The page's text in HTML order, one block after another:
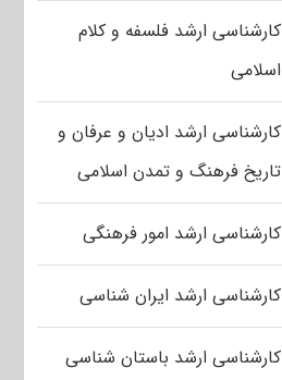
کارشناسی ارشد فلسفه و کلام
اسلامی
کارشناسی ارشد ادیان و عرفان و
تاریخ فرهنگ و تمدن اسلامی
کارشناسی ارشد امور فرهنگی
کارشناسی ارشد ایران شناسی
کارشناسی ارشد باستان شناسی